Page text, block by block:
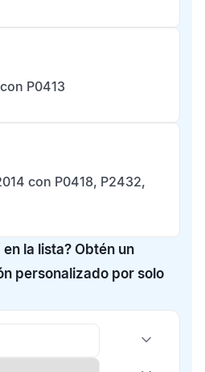
P0413
con P0418, P2432,
la lista? Obtén un
personalizado por solo